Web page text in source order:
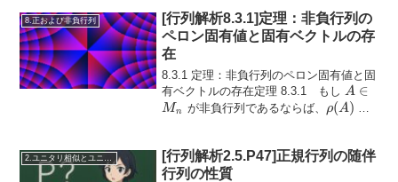
8.正および非負行列
[行列解析8.3.1]定理：非負行列の
ペロン固有値と固有ベクトルの存
在
8.3.1 定理：非負行列のペロン固有値と固
有ベクトルの存在定理 8.3.1 もし A
\in
A ∈
Mn が非負行列であるならば、 \rho(A)
ρ(A)
2.ユニタリ相似とユニタリ同値
[行列解析2.5.P47]正規行列の随伴
行列の性質